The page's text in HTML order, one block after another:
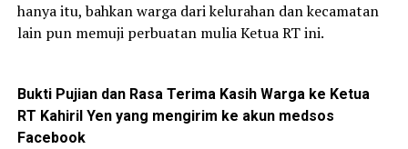
hanya itu, bahkan warga dari kelurahan dan kecamatan
lain pun memuji perbuatan mulia Ketua RT ini.
Bukti Pujian dan Rasa Terima Kasih Warga ke Ketua
RT Kahiril Yen yang mengirim ke akun medsos
Facebook